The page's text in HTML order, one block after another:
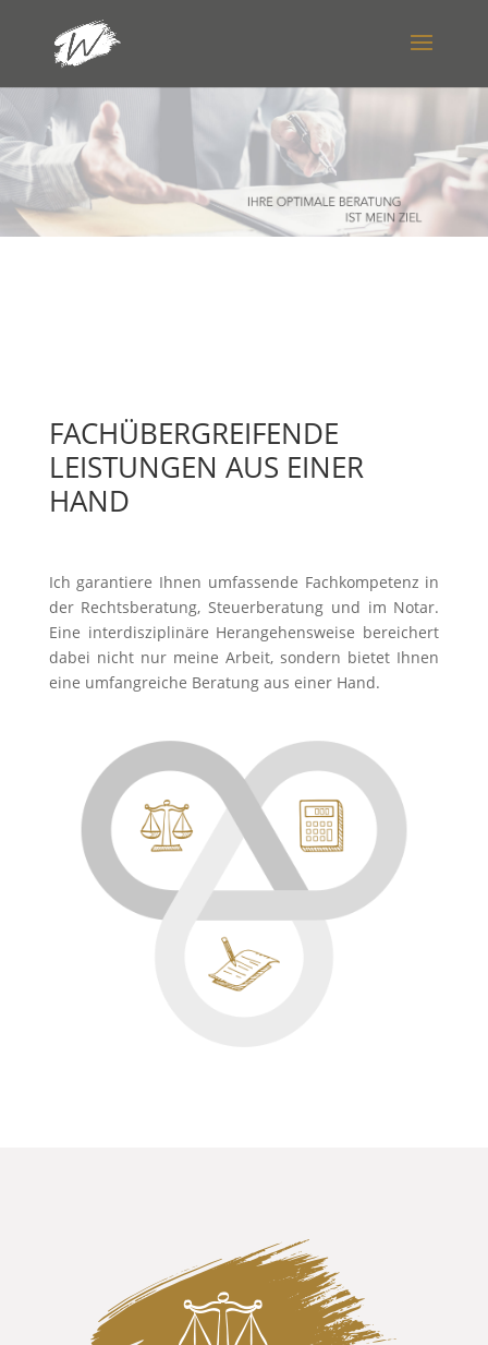
FACHÜBERGREIFENDE
LEISTUNGEN AUS EINER
HAND
Ich garantiere Ihnen umfassende Fachkompetenz in
der Rechtsberatung, Steuerberatung und im Notar.
Eine interdisziplinäre Herangehensweise bereichert
dabei nicht nur meine Arbeit, sondern bietet Ihnen
eine umfangreiche Beratung aus einer Hand.